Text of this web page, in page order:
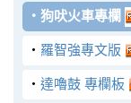
‧ 狗吠火車專欄
‧ 羅智強專文版
‧ 達嚕鼓 專欄板